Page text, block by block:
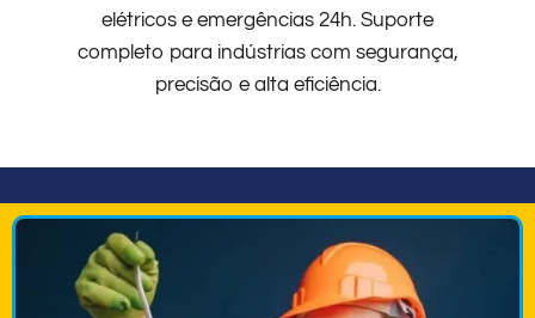
elétricos e emergências 24h. Suporte
completo para indústrias com segurança,
precisão e alta eficiência.